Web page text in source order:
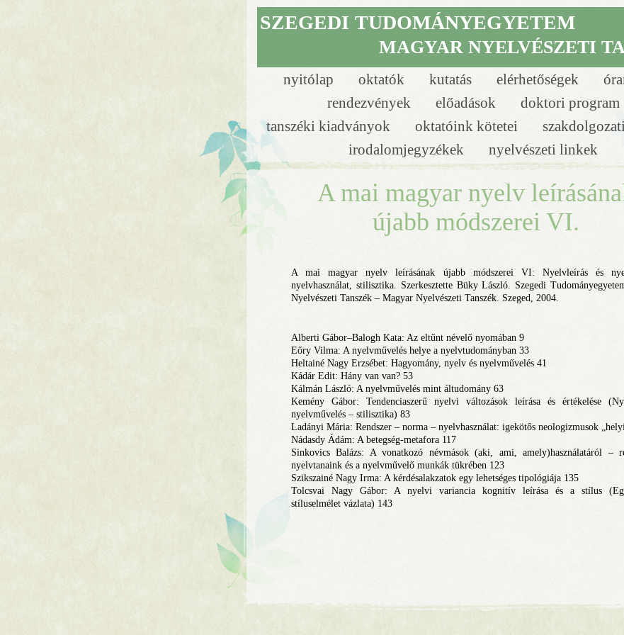
nyitólap oktatók kutatás elérhetőségek
rendezvények
előadások
doktori program
tanszéki kiadványok
oktatóink kötetei
irodalomjegyzékek
nyelvészeti linkek
SZEGEDI TUDOMÁNYEGYETEM
MAGYAR NYELVÉSZETI
A mai magyar nyelv
újabb módszerei VI.
A mai magyar nyelv leírásának újabb módszerei VI: Nyelvleírás és
nyelvhasználat, stilisztika. Szerkesztette Büky László. Szegedi
Nyelvészeti Tanszék – Magyar Nyelvészeti Tanszék. Szeged, 2004.
Alberti Gábor–Balogh Kata: Az eltűnt névelő nyomában 9
Eőry Vilma: A nyelvművelés helye a nyelvtudományban 33
Heltainé Nagy Erzsébet: Hagyomány, nyelv és nyelvművelés 41
Kádár Edit: Hány van van? 53
Kálmán László: A nyelvművelés mint áltudomány 63
Kemény Gábor: Tendenciaszerű nyelvi változások leírása és értékelése
nyelvművelés – stilisztika) 83
Ladányi Mária: Rendszer – norma – nyelvhasználat: igekötős neologizmusok
Nádasdy Ádám: A betegség-metafora 117
Sinkovics Balázs: A vonatkozó névmások (aki, ami, amely)használatáról –
nyelvtanaink és a nyelvművelő munkák tükrében 123
Szikszainé Nagy Irma: A kérdésalakzatok egy lehetséges tipológiája 135
Tolcsvai Nagy Gábor: A nyelvi variancia kognitív leírása és a stílus
stíluselmélet vázlata) 143